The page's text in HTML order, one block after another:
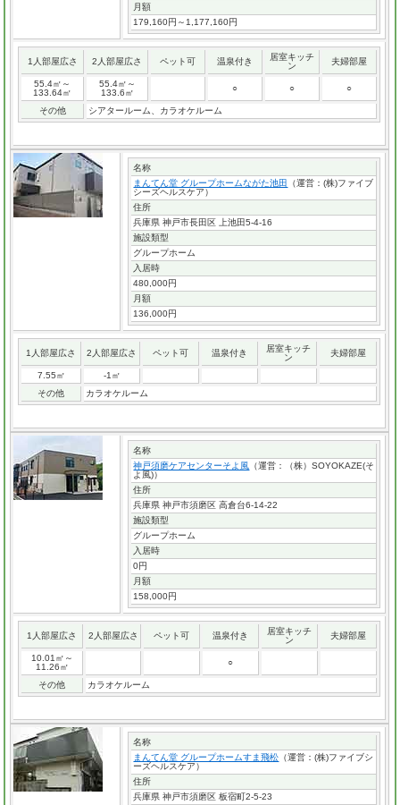
月額
179,160円～1,177,160円
1人部屋広さ 2人部屋広さ ペット可 温泉付き
居室キッチ
ン
夫婦部屋
55.4㎡～
133.64㎡
55.4㎡～
133.6㎡
○ ○ ○
その他 シアタールーム、カラオケルーム
名称
まんてん堂 グループホームながた池田
（運営：(株)ファイブ
シーズヘルスケア）
住所
兵庫県 神戸市長田区 上池田5-4-16
施設類型
グループホーム
入居時
480,000円
月額
136,000円
1人部屋広さ 2人部屋広さ ペット可 温泉付き
居室キッチ
ン
夫婦部屋
7.55㎡
-1㎡
その他
カラオケルーム
名称
神戸須磨ケアセンターそよ風
（運営：（株）SOYOKAZE(そ
よ風)）
住所
兵庫県 神戸市須磨区 高倉台6-14-22
施設類型
グループホーム
入居時
0円
月額
158,000円
1人部屋広さ 2人部屋広さ ペット可 温泉付き
居室キッチ
ン
夫婦部屋
10.01㎡～
11.26㎡
○
その他 カラオケルーム
名称
まんてん堂 グループホームすま飛松 （運営：(株)ファイブシ
ーズヘルスケア）
住所
兵庫県 神戸市須磨区 板宿町2-5-23